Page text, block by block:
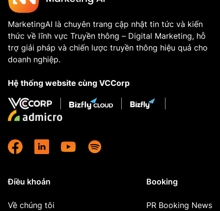
MarketingAI là chuyên trang cập nhật tin tức và kiến
thức về lĩnh vực Truyền thông – Digital Marketing, hỗ
trợ giải pháp và chiến lược truyền thông hiệu quả cho
doanh nghiệp.
Hệ thống website cùng VCCorp
Điều khoản
Về chúng tôi
Booking
PR Booking News